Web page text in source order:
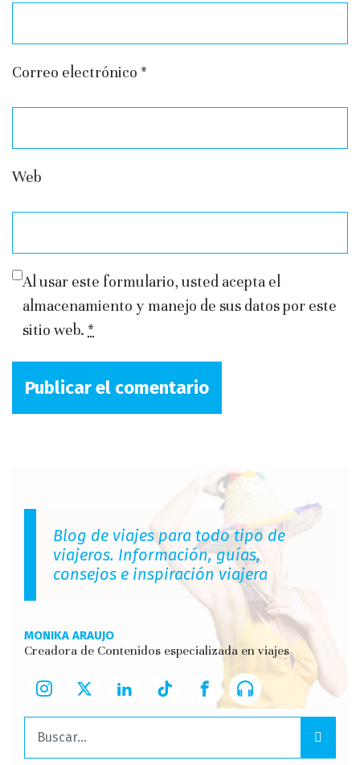
Correo electrónico *
Web
Al usar este formulario, usted acepta el
almacenamiento y manejo de sus datos por este
sitio web. *
Blog de viajes para todo tipo de
viajeros. Información, guías,
consejos e inspiración viajera
MONIKA ARAUJO
Creadora de Contenidos especializada en viajes
Buscar: